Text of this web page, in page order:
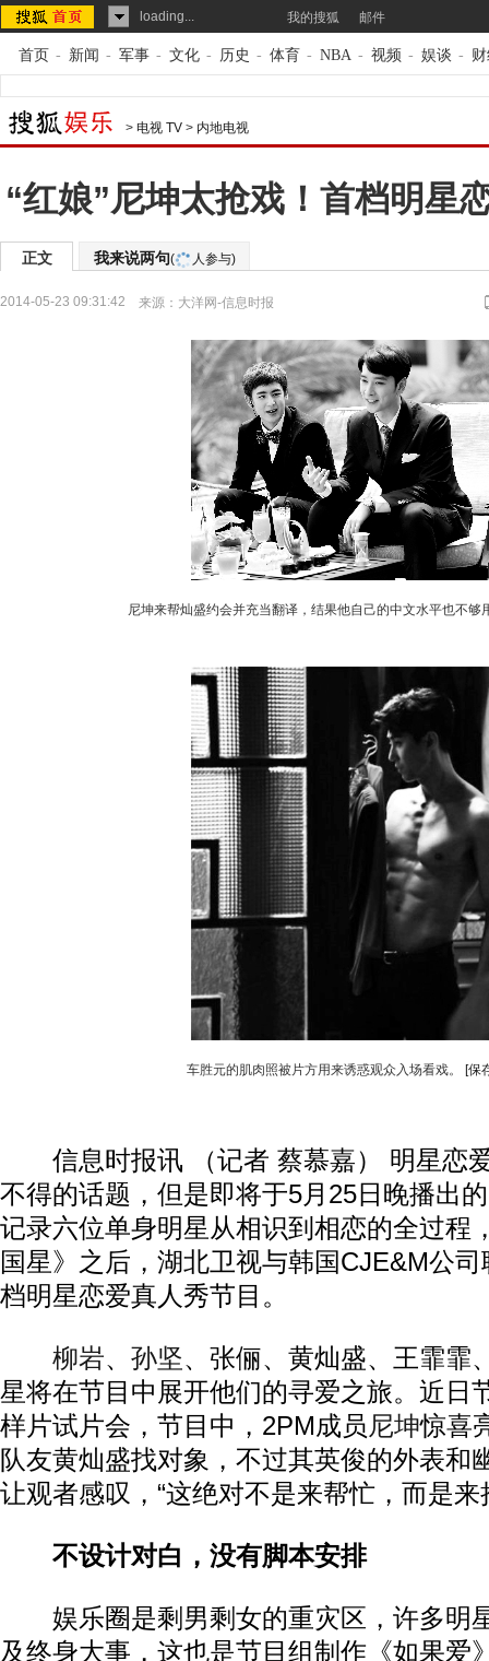
loading... 我的搜狐 邮件
首页 - 新闻 - 军事 - 文化 - 历史 - 体育 - NBA - 视频 - 娱谈 -
> 电视 TV > 内地电视
“红娘”尼坤太抢戏！首档明星
正文 我来说两句( 人参与)
2014-05-23 09:31:42 来源： 大洋网-信息时报
尼坤来帮灿盛约会并充当翻译，结果他自己的中文水平也不够
车胜元的肌肉照被片方用来诱惑观众入场看戏。 [保
信息时报讯 （记者 蔡慕嘉） 明星恋
不得的话题，但是即将于5月25日晚播出
记录六位单身明星从相识到相恋的全过程
国星》之后，湖北卫视与韩国CJE&M公
档明星恋爱真人秀节目。
柳岩、 孙坚、张俪、黄灿盛、王霏霏
星将在节目中展开他们的寻爱之旅。近日
样片试片会，节目中，2PM成员尼坤惊喜
队友黄灿盛找对象，不过其英俊的外表和
让观者感叹，“这绝对不是来帮忙，而是
不设计对白，没有脚本安排
娱乐圈是剩男剩女的重灾区，许多明
及终身大事，这也是节目组制作《如果爱